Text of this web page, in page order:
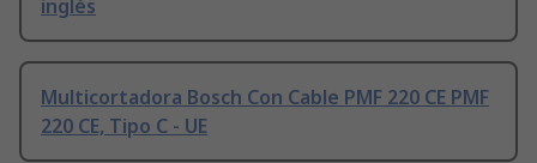
inglés
Multicortadora Bosch Con Cable PMF 220 CE PMF
220 CE, Tipo C - UE